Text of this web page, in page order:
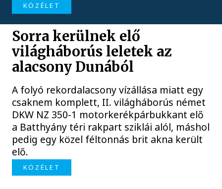
KÖZÉLET
Sorra kerülnek elő
világháborús leletek az
alacsony Dunából
A folyó rekordalacsony vízállása miatt egy
csaknem komplett, II. világháborús német
DKW NZ 350-1 motorkerékpárbukkant elő
a Batthyány téri rakpart sziklái alól, máshol
pedig egy közel féltonnás brit akna került
elő.
KÖZÉLET